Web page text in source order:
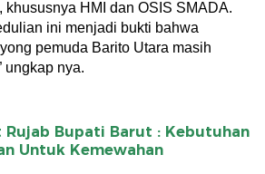
khususnya HMI dan OSIS SMADA.
ini menjadi bukti bahwa
pemuda Barito Utara masih
ungkap nya.
Rujab Bupati Barut : Kebutuhan
Untuk Kemewahan